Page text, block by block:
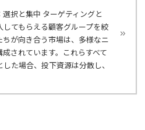
択と集中 ターゲティングと
てもらえる顧客グループを絞
ちが向き合う市場は、多様なニ
されています。これらすべて
た場合、投下資源は分散し、